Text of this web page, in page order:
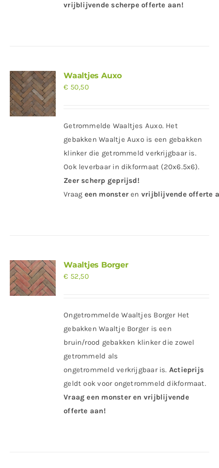
vrijblijvende scherpe offerte aan!
Waaltjes Auxo
€ 50,50
Getrommelde Waaltjes Auxo. Het
gebakken Waaltje Auxo is een gebakken
klinker die getrommeld verkrijgbaar is.
Ook leverbaar in dikformaat (20x6.5x6).
Zeer scherp geprijsd!
Vraag een monsteren vrijblijvende offerte
Waaltjes Borger
€ 52,50
Ongetrommelde Waaltjes Borger Het
gebakken Waaltje Borger is een
bruin/rood gebakken klinker die zowel
getrommeld als
ongetrommeld verkrijgbaar is. Actieprijs
geldt ook voor ongetrommeld dikformaat.
Vraag een monster en vrijblijvende
offerte aan!